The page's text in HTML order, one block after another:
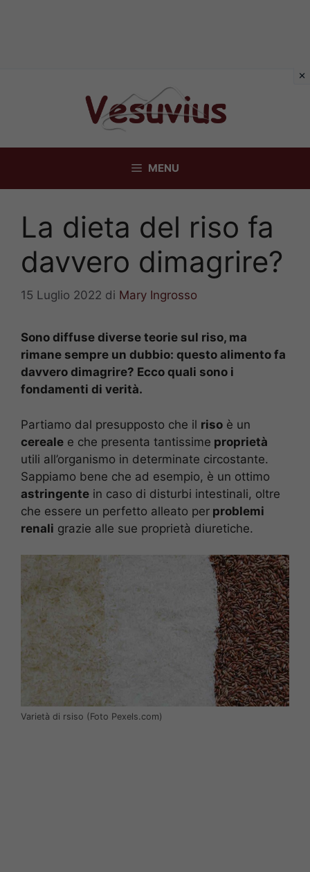
MENU
La dieta del riso fa
davvero dimagrire?
15 Luglio 2022 di Mary Ingrosso
Sono diffuse diverse teorie sul riso, ma
rimane sempre un dubbio: questo alimento fa
davvero dimagrire? Ecco quali sono i
fondamenti di verità.
Partiamo dal presupposto che il riso è un
cereale e che presenta tantissime proprietà
utili all’organismo in determinate circostante.
Sappiamo bene che ad esempio, è un ottimo
astringente in caso di disturbi intestinali, oltre
che essere un perfetto alleato per problemi
renali grazie alle sue proprietà diuretiche.
Varietà di rsiso (Foto Pexels.com)